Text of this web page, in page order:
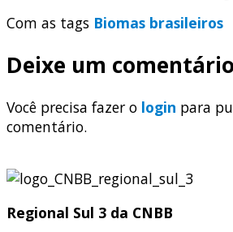
Com as tags Biomas brasileiros
Deixe um comentário
Você precisa fazer o login para
comentário.
Regional Sul 3 da CNBB